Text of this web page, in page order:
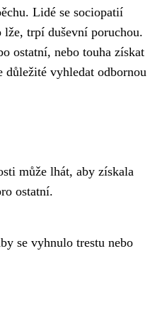
Lidé se sociopatií
trpí duševní poruchou.
ostatní, nebo touha získat
důležité vyhledat odbornou
může lhát, aby získala
ostatní.
se vyhnulo trestu nebo